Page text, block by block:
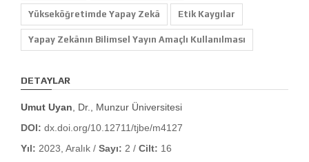
Yükseköğretimde Yapay Zekâ Etik Kaygılar
Yapay Zekânın Bilimsel Yayın Amaçlı Kullanılması
DETAYLAR
Umut Uyan , Dr., Munzur Üniversitesi
DOI: dx.doi.org/10.12711/tjbe/m4127
Yıl: 2023, Aralık / Sayı: 2 / Cilt: 16